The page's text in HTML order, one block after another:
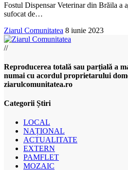
Fostul Dispensar Veterinar din Brăila a
sufocat de…
Ziarul Comunitatea 8 iunie 2023
//
Reproducerea totală sau parțială a
numai cu acordul proprietarului
ziarulcomunitatea.ro
Categorii Știri
LOCAL
NAȚIONAL
ACTUALITATE
EXTERN
PAMFLET
MOZAIC